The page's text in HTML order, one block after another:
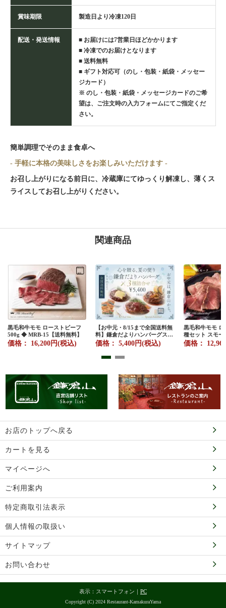
賞味期限 製造日より冷凍120日
配送・発送情報
■ お届けには7営業日ほどかかります
■ 冷凍でのお届けとなります
■ 送料無料
■ ギフト対応可（のし・包装・紙袋・メッセー
ジカード）
※ のし・包装・紙袋・メッセージカードのご希
望は、ご注文時の入力フォームにてご指定くだ
さい。
簡単調理でそのまま食卓へ
- 手軽に本格の美味しさをお楽しみいただけます -
お召し上がりになる前日に、冷蔵庫にてゆっくり解凍し、薄くス
ライスしてお召し上がりください。
関連商品
黒毛和牛モモ ローストビーフ
500g ◆ MRB-15【送料無料】
価格： 16,200円(税込)
【お中元・8/15まで全国送料無
料】鎌倉だよりハンバーグステ
ーキ 3種詰合せ（レギュラー・
チーズ・まいたけ 各2個）◆
6H-50
価格： 5,400円(税込)
黒毛和牛モモ ロ
種セット スモ
リック◆ SGRB-
料】
価格：
お店のトップへ戻る
カートを見る
マイページへ
ご利用案内
特定商取引法表示
個人情報の取扱い
サイトマップ
お問い合わせ
表示：スマートフォン｜ PC
Copyright (C) 2024 Restaurant-KamakuraYama